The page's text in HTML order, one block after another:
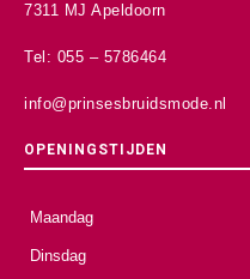
7311 MJ Apeldoorn
Tel: 055 – 5786464
info@prinsesbruidsmode.nl
OPENINGSTIJDEN
Maandag
Dinsdag